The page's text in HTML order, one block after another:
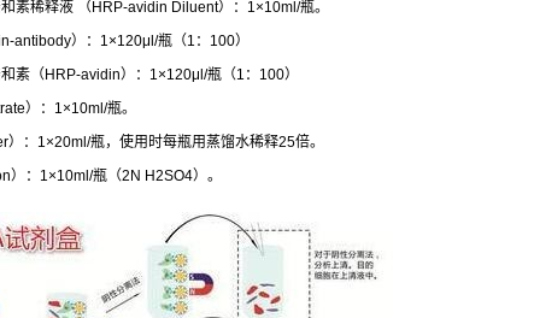
素稀释液 （HRP-avidin Diluent）： 1×10ml/瓶。
antibody）： 1×120μl/瓶（1 ： 100）
素（HRP-avidin）： 1×120μl/瓶（1 ： 100）
）： 1×10ml/瓶。
）： 1×20ml/瓶，使用时每瓶用蒸馏水稀释25倍。
）： 1×10ml/瓶（2N H2SO4）。